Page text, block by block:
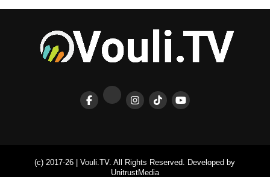
(c) 2017-26 | Vouli.TV. All Rights Reserved. Developed by
UnitrustMedia